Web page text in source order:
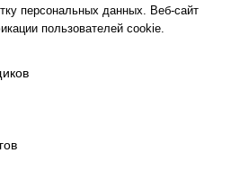
персональных данных. Веб-сайт
пользователей cookie.